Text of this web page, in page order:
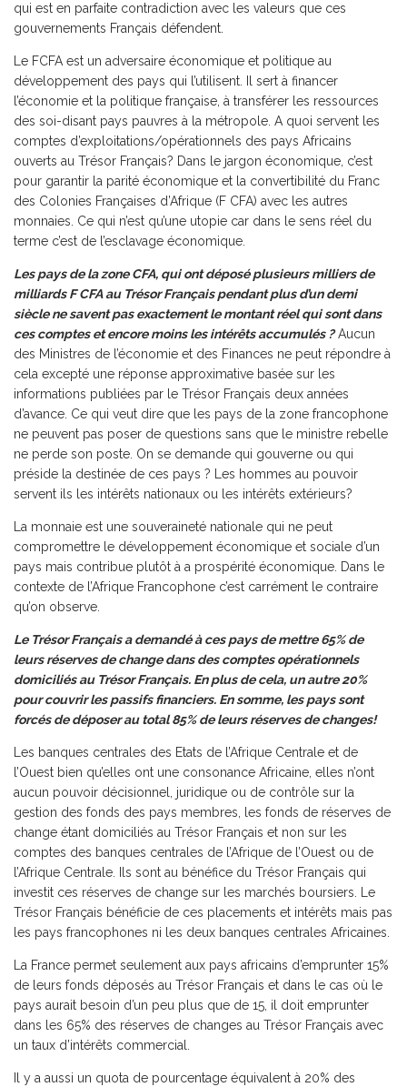
qui est en parfaite contradiction avec les valeurs que ces
gouvernements Français défendent.
Le FCFA est un adversaire économique et politique au
développement des pays qui l’utilisent. Il sert à financer
l’économie et la politique française, à transférer les ressources
des soi-disant pays pauvres à la métropole. A quoi servent les
comptes d’exploitations/opérationnels des pays Africains
ouverts au Trésor Français? Dans le jargon économique, c’est
pour garantir la parité économique et la convertibilité du Franc
des Colonies Françaises d’Afrique (F CFA) avec les autres
monnaies. Ce qui n’est qu’une utopie car dans le sens réel du
terme c’est de l’esclavage économique.
Les pays de la zone CFA, qui ont déposé plusieurs milliers de
milliards F CFA au Trésor Français pendant plus d’un demi
siècle ne savent pas exactement le montant réel qui sont dans
ces comptes et encore moins les intérêts accumulés ?Aucun
des Ministres de l’économie et des Finances ne peut répondre à
cela excepté une réponse approximative basée sur les
informations publiées par le Trésor Français deux années
d’avance. Ce qui veut dire que les pays de la zone francophone
ne peuvent pas poser de questions sans que le ministre rebelle
ne perde son poste. On se demande qui gouverne ou qui
préside la destinée de ces pays ? Les hommes au pouvoir
servent ils les intérêts nationaux ou les intérêts extérieurs?
La monnaie est une souveraineté nationale qui ne peut
compromettre le développement économique et sociale d’un
pays mais contribue plutôt à a prospérité économique. Dans le
contexte de l’Afrique Francophone c’est carrément le contraire
qu’on observe.
Le Trésor Français a demandé à ces pays de mettre 65% de
leurs réserves de change dans des comptes opérationnels
domiciliés au Trésor Français. En plus de cela, un autre 20%
pour couvrir les passifs financiers. En somme, les pays sont
forcés de déposer au total 85% de leurs réserves de changes!
Les banques centrales des Etats de l’Afrique Centrale et de
l’Ouest bien qu’elles ont une consonance Africaine, elles n’ont
aucun pouvoir décisionnel, juridique ou de contrôle sur la
gestion des fonds des pays membres, les fonds de réserves de
change étant domiciliés au Trésor Français et non sur les
comptes des banques centrales de l’Afrique de l’Ouest ou de
l’Afrique Centrale. Ils sont au bénéfice du Trésor Français qui
investit ces réserves de change sur les marchés boursiers. Le
Trésor Français bénéficie de ces placements et intérêts mais pas
les pays francophones ni les deux banques centrales Africaines.
La France permet seulement aux pays africains d’emprunter 15%
de leurs fonds déposés au Trésor Français et dans le cas où le
pays aurait besoin d’un peu plus que de 15, il doit emprunter
dans les 65% des réserves de changes au Trésor Français avec
un taux d’intérêts commercial.
Il y a aussi un quota de pourcentage équivalent à 20% des